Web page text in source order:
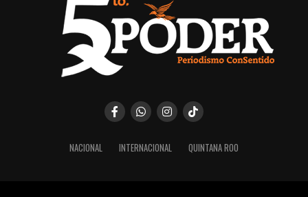
NACIONAL INTERNACIONAL QUINTANA ROO